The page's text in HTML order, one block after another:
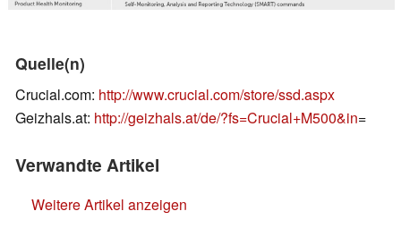
Quelle(n)
Crucial.com: http://www.crucial.com/store/ssd.aspx
Geizhals.at: http://geizhals.at/de/?fs=Crucial+M500&in=
Verwandte Artikel
Weitere Artikel anzeigen